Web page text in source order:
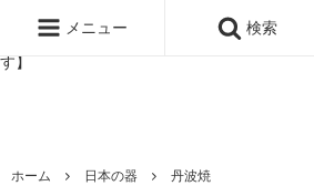
ッタのオンラインストア【アラビア,クイス
ージ食器,雅峰窯やソルテグラスジュエリー
す】
メニュー 検索
ホーム 日本の器
丹波焼